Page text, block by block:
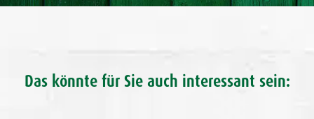
Das könnte für Sie auch interessant sein: